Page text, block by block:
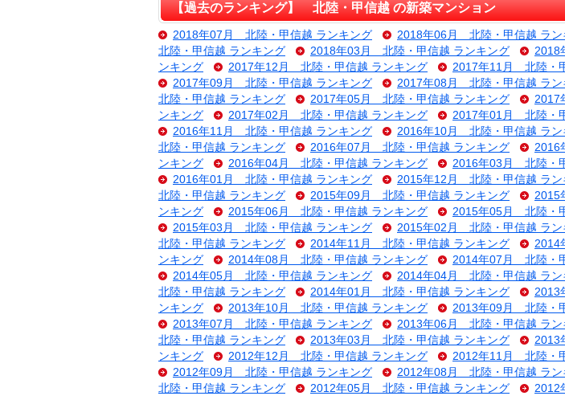
【過去のランキング】 北陸・甲信越 の新築マンション
2018年07月 北陸・甲信越 ランキング 2018年06月 北陸・甲信越 ラン
北陸・甲信越 ランキング
2018年03月 北陸・甲信越 ランキング 2018
ンキング
2017年12月 北陸・甲信越 ランキング 2017年11月 北陸・
2017年09月 北陸・甲信越 ランキング
2017年08月 北陸・甲信越 ラン
北陸・甲信越 ランキング
2017年05月 北陸・甲信越 ランキング 2017
ンキング
2017年02月 北陸・甲信越 ランキング 2017年01月 北陸・
2016年11月 北陸・甲信越 ランキング
2016年10月 北陸・甲信越 ラン
北陸・甲信越 ランキング
2016年07月 北陸・甲信越 ランキング 2016
ンキング
2016年04月 北陸・甲信越 ランキング 2016年03月 北陸・
2016年01月 北陸・甲信越 ランキング
2015年12月 北陸・甲信越 ラン
北陸・甲信越 ランキング
2015年09月 北陸・甲信越 ランキング 2015
ンキング
2015年06月 北陸・甲信越 ランキング 2015年05月 北陸・
2015年03月 北陸・甲信越 ランキング
2015年02月 北陸・甲信越 ラン
北陸・甲信越 ランキング
2014年11月 北陸・甲信越 ランキング 2014
ンキング
2014年08月 北陸・甲信越 ランキング 2014年07月 北陸・
2014年05月 北陸・甲信越 ランキング
2014年04月 北陸・甲信越 ラン
北陸・甲信越 ランキング
2014年01月 北陸・甲信越 ランキング 2013
ンキング
2013年10月 北陸・甲信越 ランキング 2013年09月 北陸・
2013年07月 北陸・甲信越 ランキング
2013年06月 北陸・甲信越 ラン
北陸・甲信越 ランキング
2013年03月 北陸・甲信越 ランキング 2013
ンキング
2012年12月 北陸・甲信越 ランキング 2012年11月 北陸・
2012年09月 北陸・甲信越 ランキング
2012年08月 北陸・甲信越 ラン
北陸・甲信越 ランキング
2012年05月 北陸・甲信越 ランキング 2012